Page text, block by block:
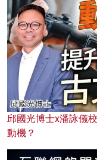
邱國光博士x潘詠儀
動機？